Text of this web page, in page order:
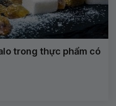
trong thực phẩm có